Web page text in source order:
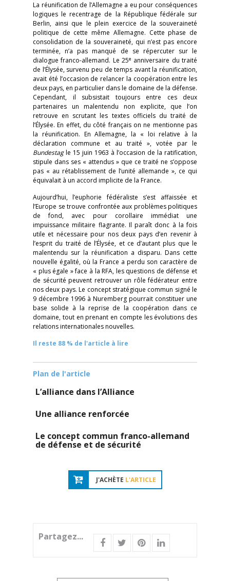
La réunification de l’Allemagne a eu pour conséquences
logiques le recentrage de la République fédérale sur
Berlin, ainsi que le plein exercice de la souveraineté
politique de cette même Allemagne. Cette phase de
consolidation de la souveraineté, qui n’est pas encore
terminée, n’a pas manqué de se répercuter sur le
dialogue franco-allemand. Le 25e anniversaire du traité
de l’Élysée, survenu peu de temps avant la réunification,
avait été l’occasion de relancer la coopération entre les
deux pays, en particulier dans le domaine de la défense.
Cependant, il subsistait toujours entre ces deux
partenaires un malentendu non explicite, que l’on
retrouve en scrutant les textes officiels du traité de
l’Élysée. En effet, du côté français on ne mentionne pas
la réunification. En Allemagne, la « loi relative à la
déclaration commune et au traité », votée par le
Bundestagle 15 juin 1963 à l’occasion de la ratification,
stipule dans ses « attendus » que ce traité ne s’oppose
pas « au rétablissement de l’unité allemande », ce qui
équivalait à un accord implicite de la France.
Aujourd’hui, l’euphorie fédéraliste s’est affaissée et
l’Europe se trouve confrontée aux problèmes politiques
de fond, avec pour corollaire immédiat une
impuissance militaire flagrante. Il paraît donc à la fois
utile et nécessaire pour nos deux pays d’en revenir à
l’esprit du traité de l’Élysée, et ce d’autant plus que le
malentendu sur la réunification a disparu. Dans cette
nouvelle égalité, où la France a perdu son caractère de
« plus égale » face à la RFA, les questions de défense et
de sécurité peuvent retrouver un rôle fédérateur entre
nos deux pays. Le concept stratégique commun signé le
9 décembre 1996 à Nuremberg pourrait constituer une
base solide à la reprise de la coopération dans ce
domaine, tout en prenant en compte les évolutions des
relations internationales nouvelles.
Il reste 88 % de l'article à lire
Plan de l'article
L’alliance dans l’Alliance
Une alliance renforcée
Le concept commun franco-allemand
de défense et de sécurité
J'ACHÈTE L'ARTICLE
Partagez...